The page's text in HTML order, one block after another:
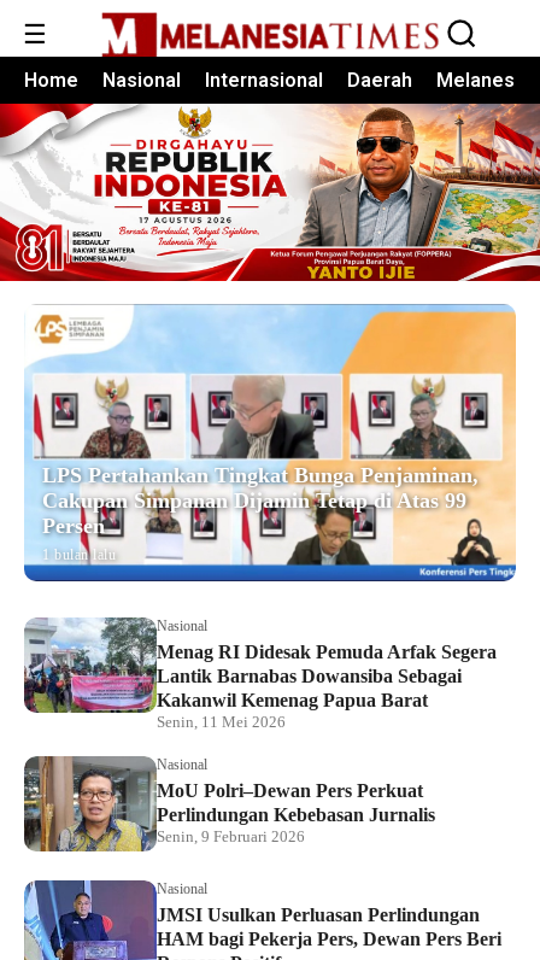
☰
Home Nasional Internasional Daerah Melanesia
LPS Pertahankan Tingkat Bunga Penjaminan,
Cakupan Simpanan Dijamin Tetap di Atas 99
Persen
1 bulan lalu
Nasional
Menag RI Didesak Pemuda Arfak Segera
Lantik Barnabas Dowansiba Sebagai
Kakanwil Kemenag Papua Barat
Senin, 11 Mei 2026
Nasional
MoU Polri–Dewan Pers Perkuat
Perlindungan Kebebasan Jurnalis
Senin, 9 Februari 2026
Nasional
JMSI Usulkan Perluasan Perlindungan
HAM bagi Pekerja Pers, Dewan Pers Beri